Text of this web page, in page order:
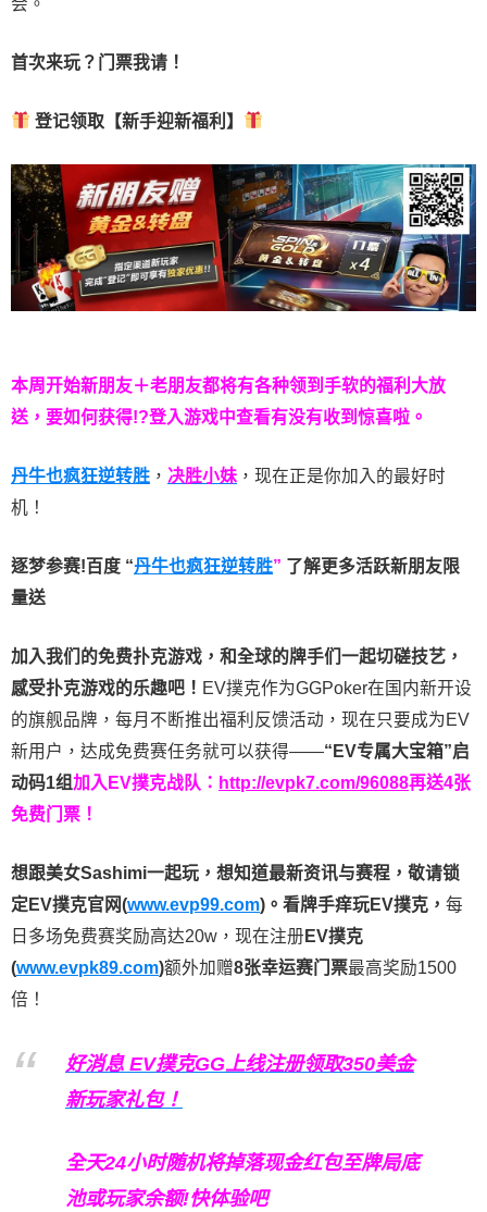
首次来玩？门票我请！
登记领取【新手迎新福利】
本周开始新朋友＋老朋友都将有各种领到手软的福利大放
送，要如何获得!?登入游戏中查看有没有收到惊喜啦。
丹牛也疯狂逆转胜 ， 决胜小妹 ，现在正是你加入的最好时
机！
逐梦参赛!百度 “丹牛也疯狂逆转胜” 了解更多活跃新朋友限
量送
加入我们的免费扑克游戏，和全球的牌手们一起切磋技艺，
感受扑克游戏的乐趣吧！ EV撲克作为GGPoker在国内新开设
的旗舰品牌，每月不断推出福利反馈活动，现在只要成为EV
新用户，达成免费赛任务就可以获得——“EV专属大宝箱”启
动码1组加入EV撲克战队： http://evpk7.com/96088再送4张
免费门票！
想跟美女Sashimi一起玩， 想知道最新资讯与赛程， 敬请锁
定EV撲克官网(www.evp99.com)。 看牌手痒玩EV撲克， 每
日多场免费赛奖励高达20w，现在注册 EV撲克
(www.evpk89.com)额外加赠8张幸运赛门票最高奖励1500
倍！
好消息 EV撲克GG上线注册领取350美金
新玩家礼包！
全天24小时随机将掉落现金红包至牌局底
池或玩家余额!快体验吧